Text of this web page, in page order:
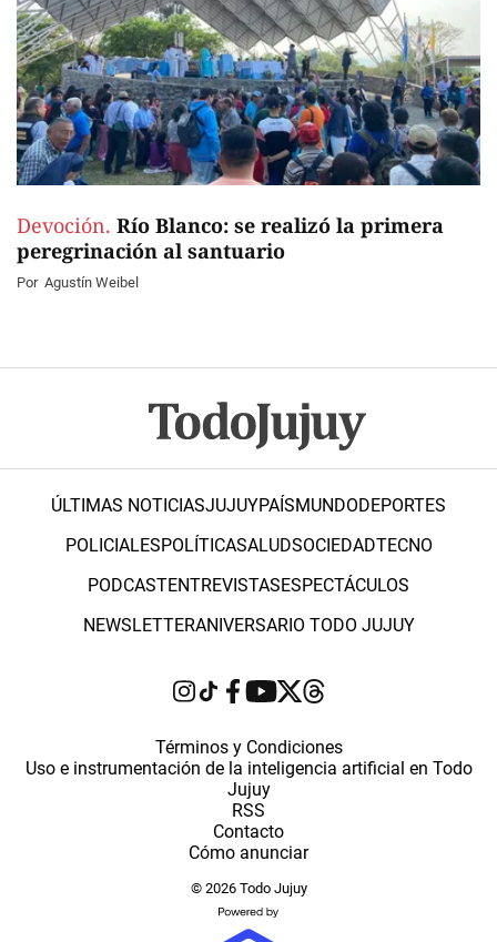
Devoción. Río Blanco: se realizó la primera
peregrinación al santuario
Por Agustín Weibel
ÚLTIMAS NOTICIASJUJUYPAÍSMUNDODEPORTES
POLICIALESPOLÍTICASALUDSOCIEDADTECNO
PODCASTENTREVISTASESPECTÁCULOS
NEWSLETTERANIVERSARIO TODO JUJUY
Términos y Condiciones
Uso e instrumentación de la inteligencia artificial en Todo
Jujuy
RSS
Contacto
Cómo anunciar
© 2026 Todo Jujuy